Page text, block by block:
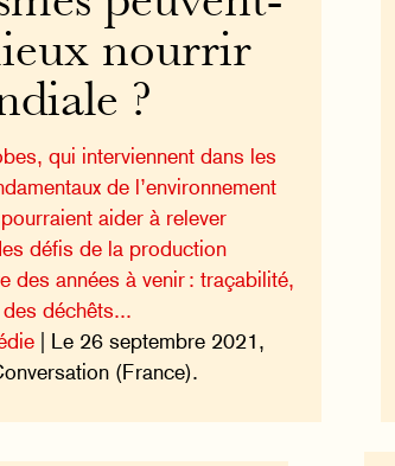
nourrir
?
qui interviennent dans les
de l’environnement
aider à relever
défis de la production
des années à venir : traçabilité,
déchêts...
| Le 26 septembre 2021,
(France).